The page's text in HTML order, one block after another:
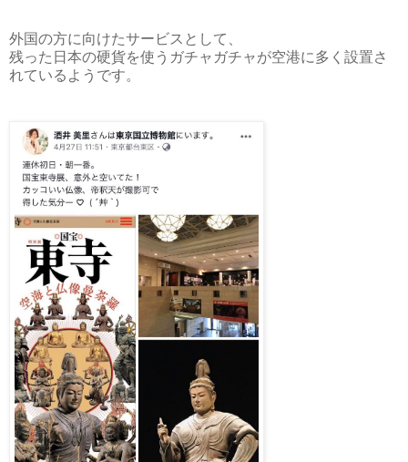
外国の方に向けたサービスとして、
残った日本の硬貨を使うガチャガチャが空港に多く設置さ
れているようです。